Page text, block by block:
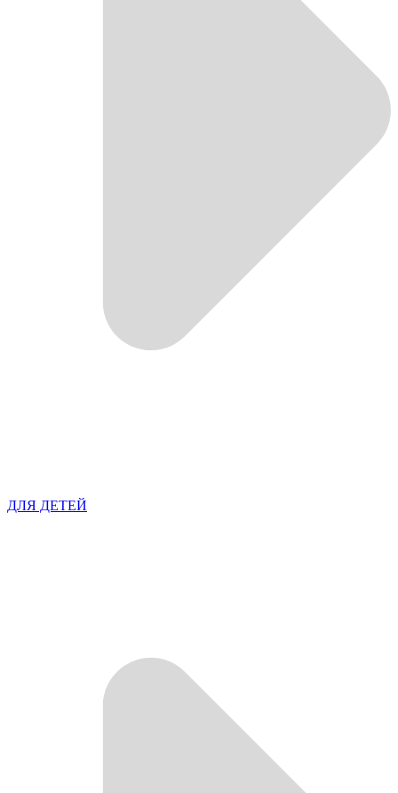
ДЛЯ ДЕТЕЙ